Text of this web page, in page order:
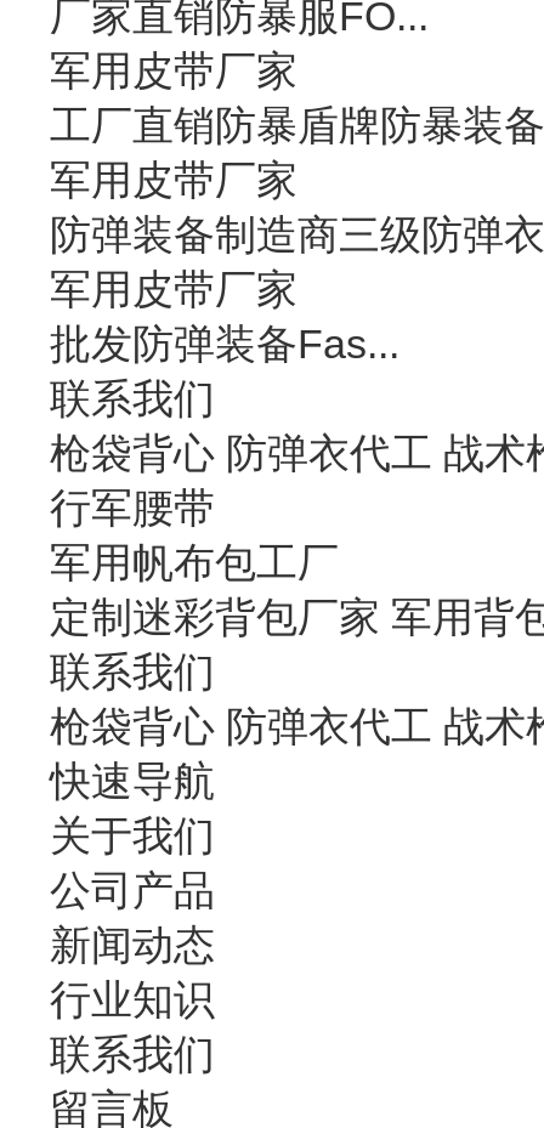
厂家直销防暴服FO...
军用皮带厂家
工厂直销防暴盾牌防暴装备
军用皮带厂家
防弹装备制造商三级防弹衣
军用皮带厂家
批发防弹装备Fas...
联系我们
枪袋背心 防弹衣代工 战术
行军腰带
军用帆布包工厂
定制迷彩背包厂家 军用背
联系我们
枪袋背心 防弹衣代工 战术
快速导航
关于我们
公司产品
新闻动态
行业知识
联系我们
留言板